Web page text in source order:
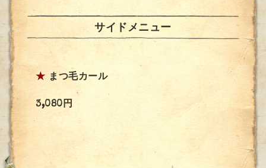
サイドメニュー
★ まつ毛カール
3,080円